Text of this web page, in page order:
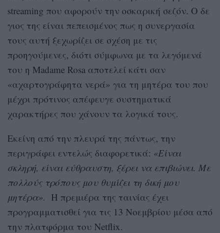
streaming που αφορούν την οσκαρική σεζόν. Ο δε
γιος της είναι πεπεισμένος πως η συνεργασία
τους αυτή ξεχωρίζει σε σχέση με τις
προηγούμενες, διότι σύμφωνα με τα λεγόμενά
του η Madame Rosa αποτελεί κάτι σαν
«αχαρτογράφητα νερά» για τη μητέρα του που
μέχρι πρότινος απέφευγε συστηματικά
χαρακτήρες που χάνουν τα λογικά τους.
Εκείνη από την πλευρά της πάντως, την
περιγράφει εντελώς διαφορετικά: «Είναι
σκληρή, είναι εύθραυστη, ξέρει να επιβιώνει. Με
πολλούς τρόπους μου θυμίζει τη δική μου
μητέρα». Η πρεμιέρα της ταινίας έχει
προγραμματισθεί για τις 13 Νοεμβρίου μέσα από
την πλατφόρμα του Netflix.